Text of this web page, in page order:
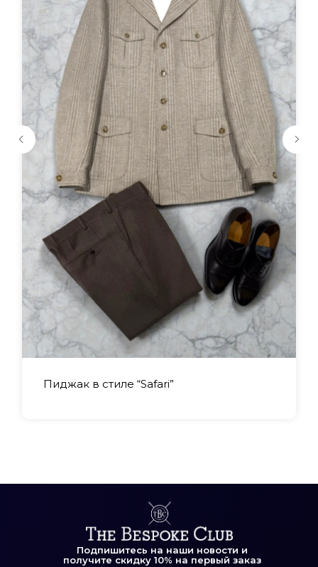
Пиджак в стиле “Safari”
Подпишитесь на наши новости и
получите скидку 10% на первый заказ